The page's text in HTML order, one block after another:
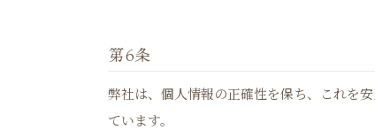
第6条
弊社は、個人情報の正確性を保ち、これを
ています。